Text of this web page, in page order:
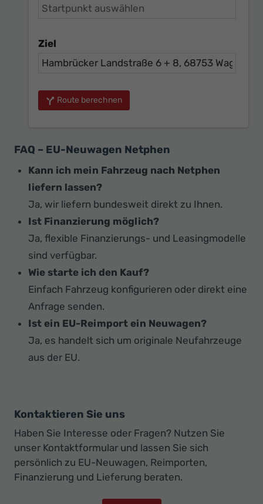
Ziel
Route berechnen
FAQ – EU-Neuwagen Netphen
Kann ich mein Fahrzeug nach Netphen
liefern lassen?
Ja, wir liefern bundesweit direkt zu Ihnen.
Ist Finanzierung möglich?
Ja, flexible Finanzierungs- und Leasingmodelle
sind verfügbar.
Wie starte ich den Kauf?
Einfach Fahrzeug konfigurieren oder direkt eine
Anfrage senden.
Ist ein EU-Reimport ein Neuwagen?
Ja, es handelt sich um originale Neufahrzeuge
aus der EU.
Kontaktieren Sie uns
Haben Sie Interesse oder Fragen? Nutzen Sie
unser Kontaktformular und lassen Sie sich
persönlich zu EU-Neuwagen, Reimporten,
Finanzierung und Lieferung beraten.